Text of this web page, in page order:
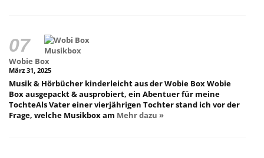
Wobie Box
März 31, 2025
Musik & Hörbücher kinderleicht aus der Wobie Box Wobie
Box ausgepackt & ausprobiert, ein Abentuer für meine
TochteAls Vater einer vierjährigen Tochter stand ich vor der
Frage, welche Musikbox am Mehr dazu »